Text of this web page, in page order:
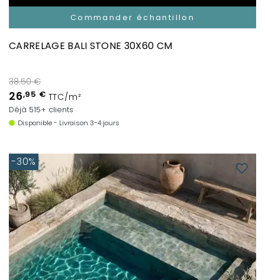
Commander échantillon
CARRELAGE BALI STONE 30X60 CM
38.50 €
26,95 € TTC/m²
Déjà 515+ clients
Disponible - Livraison 3-4 jours
favorite_border
-30%